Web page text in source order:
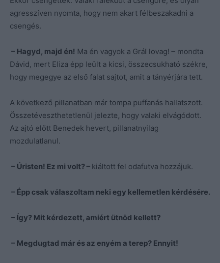
agresszíven nyomta, hogy nem akart félbeszakadni a
csengés.
– Hagyd, majd én! Ma én vagyok a Grál lovag! – mondta
Dávid, mert Eliza épp leült a kicsi, összecsukható székre,
hogy megegye az első falat sajtot, amit a tányérjára tett.
A következő pillanatban már tompa puffanás hallatszott.
Összetéveszthetetlenül jelezte, hogy valaki elvágódott.
Az ajtó előtt Benedek hevert, pillanatnyilag
mozdulatlanul.
– Úristen! Ez mi volt? – kiáltott fel odafutva hozzájuk.
– Épp csak válaszoltam neki egy kellemetlen kérdésére.
– Így? Mit kérdezett, amiért ütnöd kellett?
– Megdugtad már és az enyém a terep? Ennyit!